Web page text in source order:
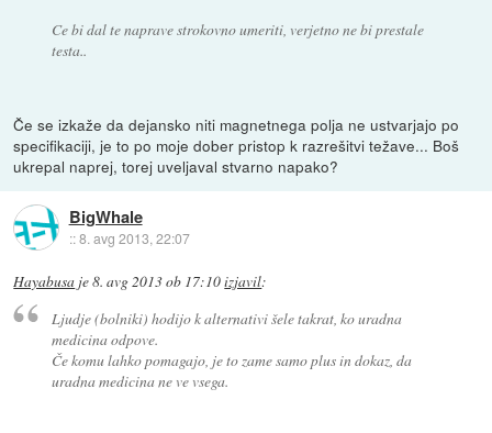
Ce bi dal te naprave strokovno umeriti, verjetno ne bi prestale
testa..
Če se izkaže da dejansko niti magnetnega polja ne ustvarjajo po
specifikaciji, je to po moje dober pristop k razrešitvi težave... Boš
ukrepal naprej, torej uveljaval stvarno napako?
BigWhale
::8. avg 2013, 22:07
Hayabusa je8. avg 2013 ob 17:10izjavil:
Ljudje (bolniki) hodijo k alternativi šele takrat, ko uradna
medicina odpove.
Če komu lahko pomagajo, je to zame samo plus in dokaz, da
uradna medicina ne ve vsega.